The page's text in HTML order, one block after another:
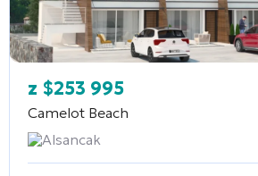
z $253 995
Camelot Beach
Alsancak